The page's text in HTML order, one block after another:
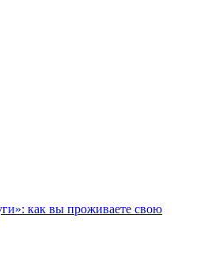
как вы проживаете свою